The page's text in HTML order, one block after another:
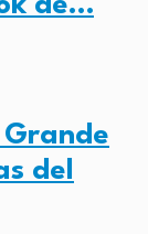
Grande
del